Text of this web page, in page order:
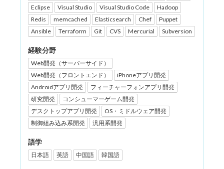
Eclipse
Visual Studio Visual Studio Code
Hadoop
Redis
memcached Elasticsearch Chef
Puppet
Ansible
Terraform Git CVS Mercurial Subversion
経験分野
Web開発（サーバーサイド）
Web開発（フロントエンド）
iPhoneアプリ開発
Androidアプリ開発
フィーチャーフォンアプリ開発
研究開発
コンシューマーゲーム開発
デスクトップアプリ開発
OS・ミドルウェア開発
制御組み込み系開発
汎用系開発
語学
日本語 英語 中国語 韓国語